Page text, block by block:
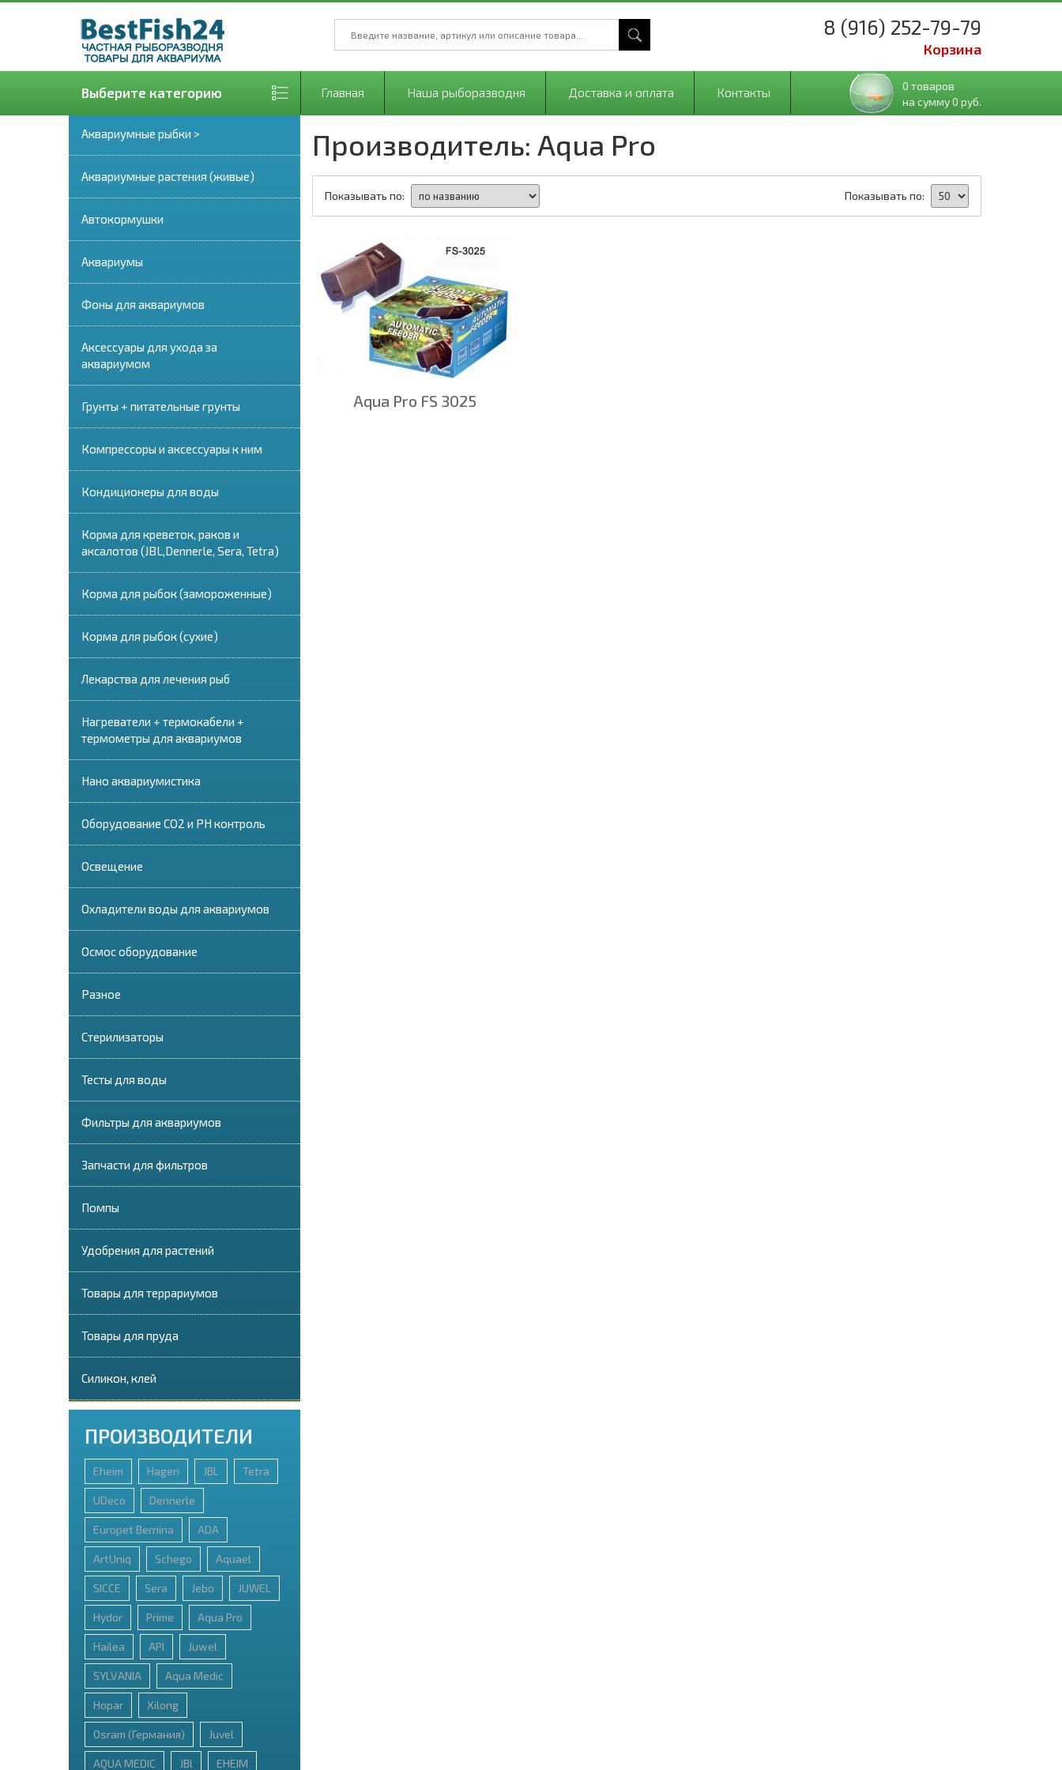
8 (916) 252-79-79
Корзина
Выберите категорию
0 товаров
на сумму 0 руб.
Главная Наша рыборазводня Доставка и оплата Контакты
Аквариумные рыбки >
Аквариумные растения (живые)
Автокормушки
Аквариумы
Фоны для аквариумов
Аксессуары для ухода за
аквариумом
Грунты + питательные грунты
Компрессоры и аксессуары к ним
Кондиционеры для воды
Корма для креветок, раков и
аксалотов (JBL,Dennerle, Sera, Tetra)
Корма для рыбок (замороженные)
Корма для рыбок (сухие)
Лекарства для лечения рыб
Нагреватели + термокабели +
термометры для аквариумов
Нано аквариумистика
Оборудование СО2 и PH контроль
Освещение
Охладители воды для аквариумов
Осмос оборудование
Разное
Стерилизаторы
Тесты для воды
Фильтры для аквариумов
Запчасти для фильтров
Помпы
Удобрения для растений
Товары для террариумов
Товары для пруда
Силикон, клей
ПРОИЗВОДИТЕЛИ
Eheim Hagen JBL Tetra
UDeco Dennerle
Europet Bernina ADA
ArtUniq Schego Aquael
SICCE Sera Jebo JUWEL
Hydor Prime Aqua Pro
Hailea API Juwel
SYLVANIA Aqua Medic
Hopar Xilong
Osram (Германия) Juvel
AQUA MEDIC JBl EHEIM
Производитель: Aqua Pro
Показывать по:
Показывать по:
Aqua Pro FS 3025